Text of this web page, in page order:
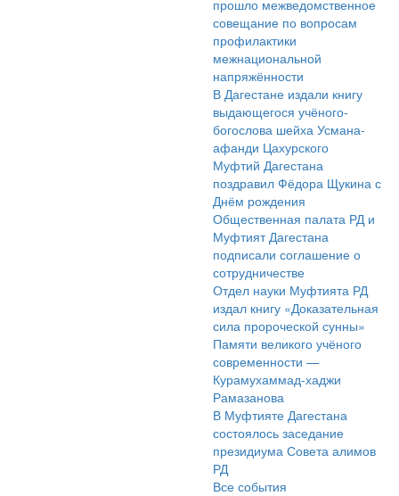
прошло межведомственное
совещание по вопросам
профилактики
межнациональной
напряжённости
В Дагестане издали книгу
выдающегося учёного-
богослова шейха Усмана-
афанди Цахурского
Муфтий Дагестана
поздравил Фёдора Щукина с
Днём рождения
Общественная палата РД и
Муфтият Дагестана
подписали соглашение о
сотрудничестве
Отдел науки Муфтията РД
издал книгу «Доказательная
сила пророческой сунны»
Памяти великого учёного
современности —
Курамухаммад-хаджи
Рамазанова
В Муфтияте Дагестана
состоялось заседание
президиума Совета алимов
РД
Все события